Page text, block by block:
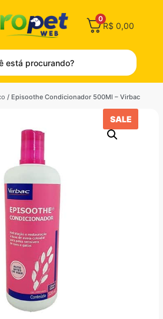
0
R$ 0,00
/ Episoothe Condicionador 500Ml – Virbac
SALE